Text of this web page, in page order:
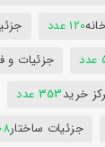
120 عدد
جزئیات و
خرید353 عدد
جزئیات ساختار